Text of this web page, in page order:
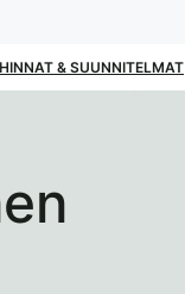
HINNAT & SUUNNITELMAT